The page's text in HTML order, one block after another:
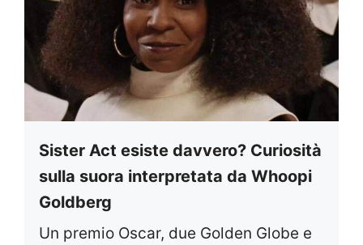
Sister Act esiste davvero? Curiosità
sulla suora interpretata da Whoopi
Goldberg
Un premio Oscar, due Golden Globe e